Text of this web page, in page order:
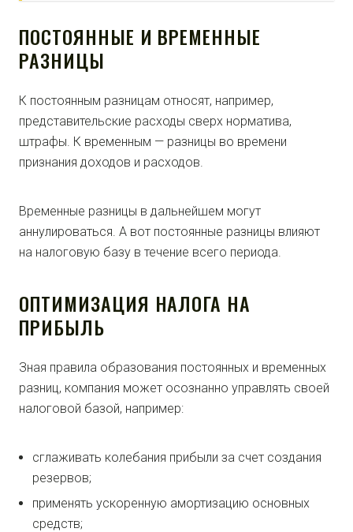
ПОСТОЯННЫЕ И ВРЕМЕННЫЕ
РАЗНИЦЫ
К постоянным разницам относят, например,
представительские расходы сверх норматива,
штрафы. К временным — разницы во времени
признания доходов и расходов.
Временные разницы в дальнейшем могут
аннулироваться. А вот постоянные разницы влияют
на налоговую базу в течение всего периода.
ОПТИМИЗАЦИЯ НАЛОГА НА
ПРИБЫЛЬ
Зная правила образования постоянных и временных
разниц, компания может осознанно управлять своей
налоговой базой, например:
сглаживать колебания прибыли за счет создания
резервов;
применять ускоренную амортизацию основных
средств;